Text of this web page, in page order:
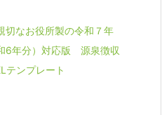
切なお役所製の令和７年
6年分）対応版 源泉徴収
テンプレート